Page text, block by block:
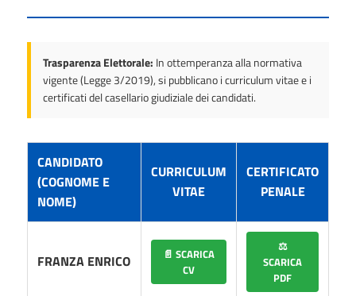
Trasparenza Elettorale: In ottemperanza alla normativa
vigente (Legge 3/2019), si pubblicano i curriculum vitae e i
certificati del casellario giudiziale dei candidati.
CANDIDATO
(COGNOME E
NOME)
CURRICULUM
VITAE
CERTIFICATO
PENALE
FRANZA ENRICO
📄 SCARICA
CV
⚖️
SCARICA
PDF